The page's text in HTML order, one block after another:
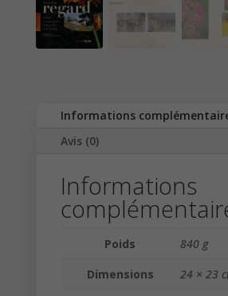
Informations
Avis (0)
Informations
Poids
840 g
Dimensions
24 × 23